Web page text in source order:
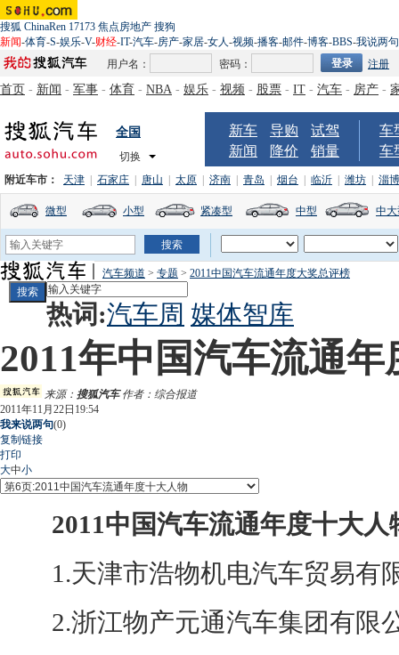
搜狐 ChinaRen 17173 焦点房地产 搜狗
新闻-体育-S-娱乐-V-财经-IT-汽车-房产-家居-女人-视频-播客-邮件-博客-BBS-我说两句
用户名：
密码： 注册
首页 - 新闻 - 军事 - 体育 - NBA - 娱乐 - 视频 - 股票 - IT - 汽车 - 房产 -
全国
切换
新车 导购
试驾
新闻
降价 销量
车
车
附近车市： 天津 石家庄 唐山 太原 济南 青岛 烟台 临沂 潍坊 淄博
微型 小型 紧凑型 中型 中
汽车频道 > 专题 > 2011中国汽车流通年度大奖总评榜
热词:汽车周 媒体智库
2011年中国汽车流通
来源： 搜狐汽车作者：综合报道
2011年11月22日19:54
我来说两句(0)
复制链接
打印
大中小
2011中国汽车流通年度十大人
1.天津市浩物机电汽车贸易有
2.浙江物产元通汽车集团有限